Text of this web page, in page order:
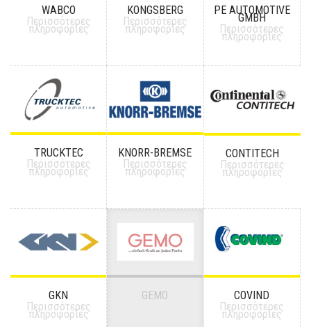
WABCO
Περισσότερες
πληροφορίες
KONGSBERG
Περισσότερες
πληροφορίες
PE AUTOMOTIVE
GMBH
Περισσότερες
πληροφορίες
TRUCKTEC
Περισσότερες
πληροφορίες
KNORR-BREMSE
Περισσότερες
πληροφορίες
CONTITECH
Περισσότερες
πληροφορίες
GKN
Περισσότερες
πληροφορίες
GEMO
COVIND
Περισσότερες
πληροφορίες